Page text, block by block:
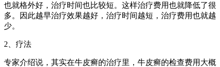
也就格外好，治疗时间也比较短。这样治疗费用也就降低了很
多。因此越早治疗效果越好，治疗时间越短，治疗费用也就越
少。
2、疗法
专家介绍说，其实在牛皮癣的治疗里，牛皮癣的检查费用大概